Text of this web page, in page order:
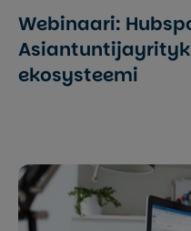
Webinaari:
ekosysteemi